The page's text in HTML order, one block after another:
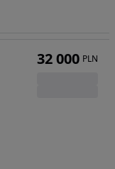
32 000 PLN